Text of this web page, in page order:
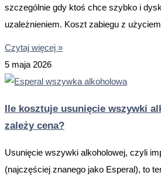
szczególnie gdy ktoś chce szybko i
uzależnieniem. Koszt zabiegu z
Czytaj więcej »
5 maja 2026
Ile kosztuje usunięcie wszywki
zależy cena?
Usunięcie wszywki alkoholowej, czyli
(najczęściej znanego jako Esperal), to